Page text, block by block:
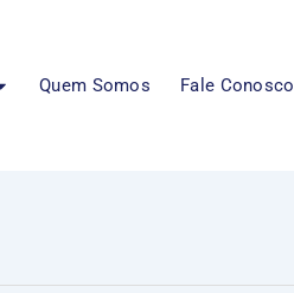
Quem Somos Fale Conosco